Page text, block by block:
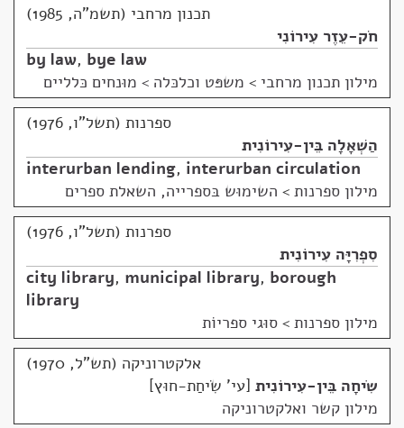
תכנון מרחבי (תשמ"ה, 1985)
חֹק-עֵזֶר עִירוֹנִי
by law, bye law
מילון תכנון מרחבי > משפּט וכלכּלה > מוּנחים כּלליים
ספרנות (תשל"ו, 1976)
הַשְׁאָלָה בֵּין-עִירוֹנִית
interurban lending, interurban circulation
מילון ספרנות > השימוּש בּספרייה, השאלת ספרים
ספרנות (תשל"ו, 1976)
סִפְרִיָּה עִירוֹנִית
city library, municipal library, borough
library
מילון ספרנות > סוּגי ספריוֹת
אלקטרוניקה (תש"ל, 1970)
שִׂיחָה בֵּין-עִירוֹנִית עי' שִׂיחַת-חוּץ
מילון קשר ואלקטרוניקה